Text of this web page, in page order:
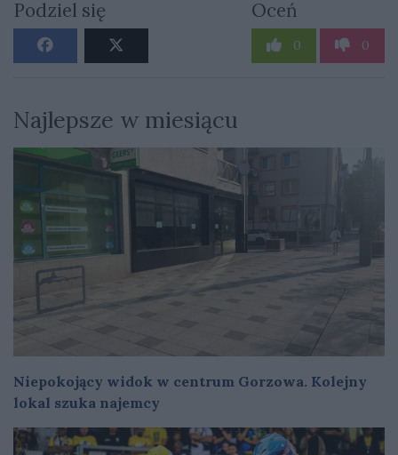
Podziel się Oceń
0 0
Najlepsze w miesiącu
Niepokojący widok w centrum Gorzowa. Kolejny
lokal szuka najemcy